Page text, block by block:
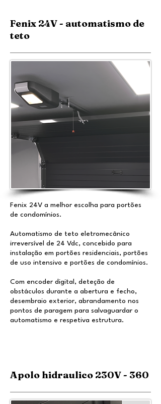
Fenix 24V - automatismo de
teto
Fenix 24V a melhor escolha para portões
de condomínios.
Automatismo de teto eletromecânico
irreversível de 24 Vdc, concebido para
instalação em portões residenciais, portões
de uso intensivo e portões de condomínios.
Com encoder digital, deteção de
obstáculos durante a abertura e fecho,
desembraio exterior, abrandamento nos
pontos de paragem para salvaguardar o
automatismo e respetiva estrutura.
Apolo hidraulico 230V - 360